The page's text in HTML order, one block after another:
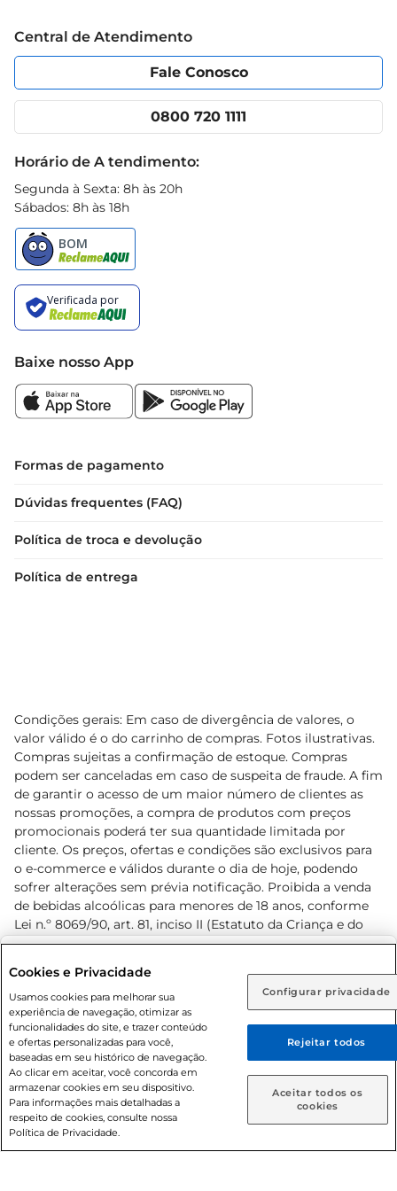
Rio de Janeiro (RJ) Goiás (GO)
Ou
Caso queira comprar online, informe como deseja receber
suas compras:
Entrega em casa Retire em Loja
Política de Privacidade
Portal do fornecedor
Cencosud Media
Código de Ética
App Prezunic
Central de Atendimento
Fale Conosco
0800 720 1111
Horário de A tendimento:
Segunda à Sexta: 8h às 20h
Sábados: 8h às 18h
Baixe nosso App
Formas de pagamento
Dúvidas frequentes (FAQ)
Política de troca e devolução
Política de entrega
Condições gerais: Em caso de divergência de valores, o
valor válido é o do carrinho de compras. Fotos ilustrativas.
Compras sujeitas a confirmação de estoque. Compras
podem ser canceladas em caso de suspeita de fraude. A fim
de garantir o acesso de um maior número de clientes as
nossas promoções, a compra de produtos com preços
promocionais poderá ter sua quantidade limitada por
cliente. Os preços, ofertas e condições são exclusivos para
o e-commerce e válidos durante o dia de hoje, podendo
sofrer alterações sem prévia notificação. Proibida a venda
de bebidas alcoólicas para menores de 18 anos, conforme
Lei n.º 8069/90, art. 81, inciso II (Estatuto da Criança e do
Adolescente). Preços e condições exclusivos para o
prévio. O valor mínimo para as compras on-line é de R$
80,00.
© 2026 Copyright. Todos os direitos
reservados Prezunic.
Cookies e Privacidade
Usamos cookies para melhorar sua
experiência de navegação, otimizar as
funcionalidades do site, e trazer conteúdo
e ofertas personalizadas para você,
baseadas em seu histórico de navegação.
Ao clicar em aceitar, você concorda em
armazenar cookies em seu dispositivo.
Para informações mais detalhadas a
respeito de cookies, consulte nossa
Política de Privacidade.
Configurar privacidade
Rejeitar todos
Aceitar todos os
cookies